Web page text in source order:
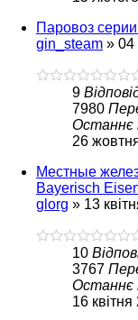
Паровоз
gin_steam » 04
9
7980
Останнє
26
Местные
Bayerisch
glorg » 13
10
3767
Останнє
16